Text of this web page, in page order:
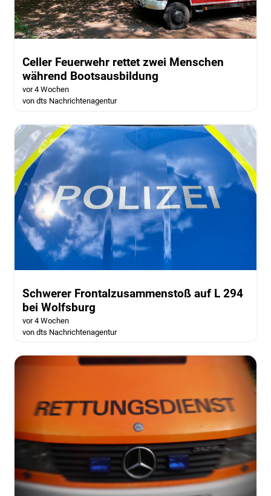
Celler Feuerwehr rettet zwei Menschen
während Bootsausbildung
vor 4 Wochen
von dts Nachrichtenagentur
Schwerer Frontalzusammenstoß auf L 294
bei Wolfsburg
vor 4 Wochen
von dts Nachrichtenagentur